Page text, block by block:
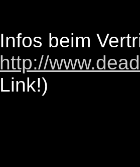
Infos beim
http://
Link!)